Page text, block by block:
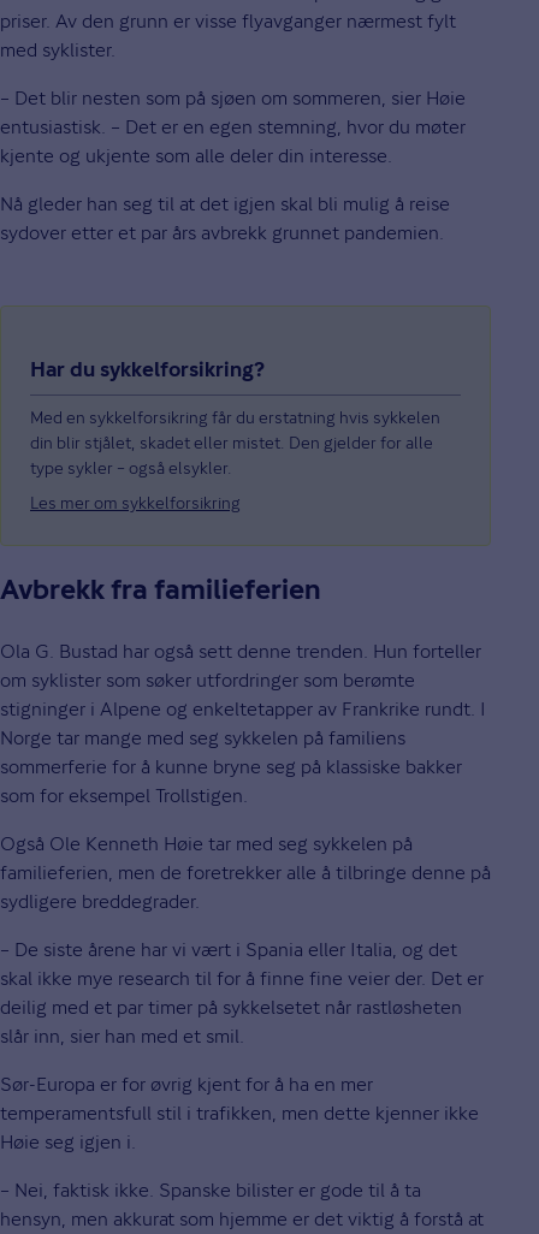
priser. Av den grunn er visse flyavganger nærmest fylt
med syklister.
– Det blir nesten som på sjøen om sommeren, sier Høie
entusiastisk. – Det er en egen stemning, hvor du møter
kjente og ukjente som alle deler din interesse.
Nå gleder han seg til at det igjen skal bli mulig å reise
sydover etter et par års avbrekk grunnet pandemien.
Har du sykkelforsikring?
Med en sykkelforsikring får du erstatning hvis sykkelen
din blir stjålet, skadet eller mistet. Den gjelder for alle
type sykler – også elsykler.
Les mer om sykkelforsikring
Avbrekk fra familieferien
Ola G. Bustad har også sett denne trenden. Hun forteller
om syklister som søker utfordringer som berømte
stigninger i Alpene og enkeltetapper av Frankrike rundt. I
Norge tar mange med seg sykkelen på familiens
sommerferie for å kunne bryne seg på klassiske bakker
som for eksempel Trollstigen.
Også Ole Kenneth Høie tar med seg sykkelen på
familieferien, men de foretrekker alle å tilbringe denne på
sydligere breddegrader.
– De siste årene har vi vært i Spania eller Italia, og det
skal ikke mye research til for å finne fine veier der. Det er
deilig med et par timer på sykkelsetet når rastløsheten
slår inn, sier han med et smil.
Sør-Europa er for øvrig kjent for å ha en mer
temperamentsfull stil i trafikken, men dette kjenner ikke
Høie seg igjen i.
– Nei, faktisk ikke. Spanske bilister er gode til å ta
hensyn, men akkurat som hjemme er det viktig å forstå at